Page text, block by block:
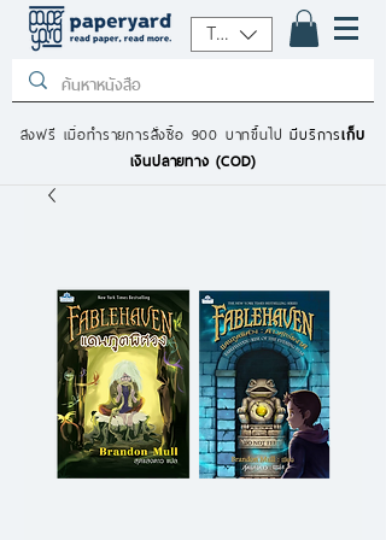
THB (฿)
ส่งฟรี เมื่อทำรายการสั่งซื้อ 900 บาทขึ้นไปมีบริการเก็บ
เงินปลายทาง (COD)